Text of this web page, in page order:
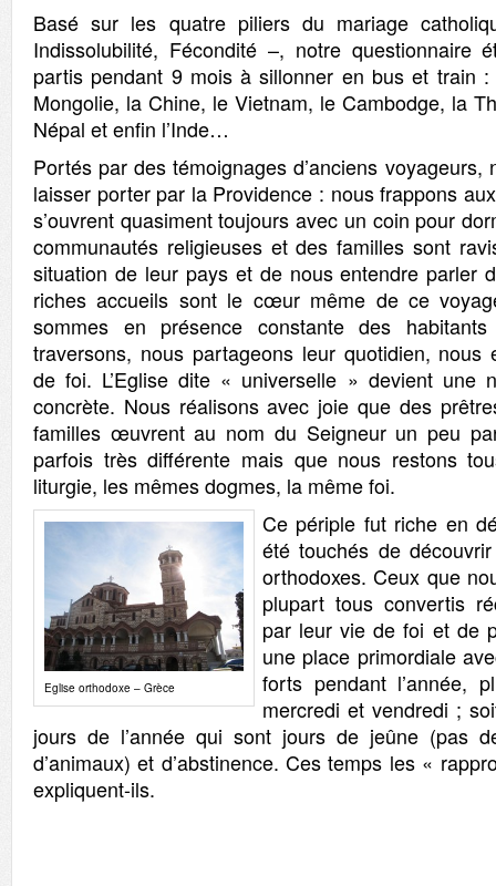
Basé sur les quatre piliers du mariage
Indissolubilité, Fécondité –, notre questionnaire
partis pendant 9 mois à sillonner en bus et train :
Mongolie, la Chine, le Vietnam, le Cambodge, la
Népal et enfin l’Inde…
Portés par des témoignages d’anciens voyageurs,
laisser porter par la Providence : nous frappons
s’ouvrent quasiment toujours avec un coin pour
communautés religieuses et des familles sont
situation de leur pays et de nous entendre parler
riches accueils sont le cœur même de ce
sommes en présence constante des
traversons, nous partageons leur quotidien, nous
de foi. L’Eglise dite « universelle » devient une
concrète. Nous réalisons avec joie que des
familles œuvrent au nom du Seigneur un peu
parfois très différente mais que nous restons
liturgie, les mêmes dogmes, la même foi.
Eglise orthodoxe – Grèce
Ce périple fut riche en
été touchés de
orthodoxes. Ceux que
plupart tous convertis
par leur vie de foi et de
une place primordiale
forts pendant l’année,
mercredi et vendredi ;
jours de l’année qui sont jours de jeûne (pas
d’animaux) et d’abstinence. Ces temps les «
expliquent-ils.